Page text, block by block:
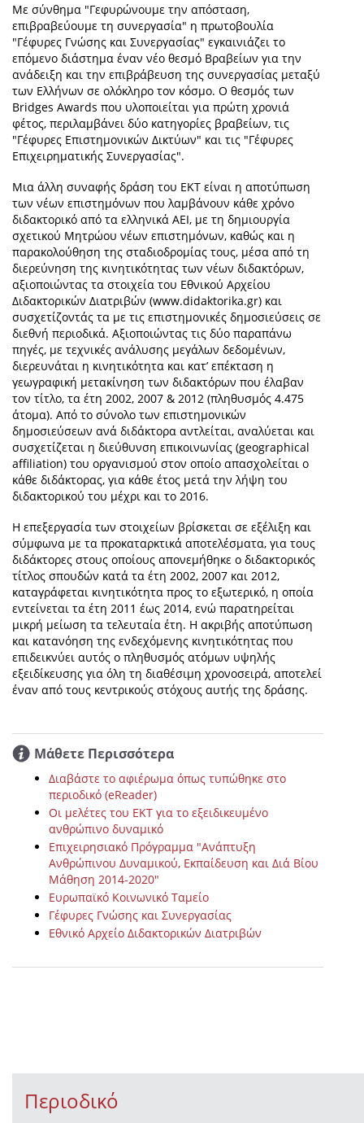
Με σύνθημα "Γεφυρώνουμε την απόσταση,
επιβραβεύουμε τη συνεργασία" η πρωτοβουλία
"Γέφυρες Γνώσης και Συνεργασίας" εγκαινιάζει το
επόμενο διάστημα έναν νέο θεσμό Βραβείων για την
ανάδειξη και την επιβράβευση της συνεργασίας μεταξύ
των Ελλήνων σε ολόκληρο τον κόσμο. Ο θεσμός των
Bridges Awards που υλοποιείται για πρώτη χρονιά
φέτος, περιλαμβάνει δύο κατηγορίες βραβείων, τις
"Γέφυρες Επιστημονικών Δικτύων" και τις "Γέφυρες
Επιχειρηματικής Συνεργασίας".
Μια άλλη συναφής δράση του ΕΚΤ είναι η αποτύπωση
των νέων επιστημόνων που λαμβάνουν κάθε χρόνο
διδακτορικό από τα ελληνικά ΑΕΙ, με τη δημιουργία
σχετικού Μητρώου νέων επιστημόνων, καθώς και η
παρακολούθηση της σταδιοδρομίας τους, μέσα από τη
διερεύνηση της κινητικότητας των νέων διδακτόρων,
αξιοποιώντας τα στοιχεία του Εθνικού Αρχείου
Διδακτορικών Διατριβών (www.didaktorika.gr) και
συσχετίζοντάς τα με τις επιστημονικές δημοσιεύσεις σε
διεθνή περιοδικά. Αξιοποιώντας τις δύο παραπάνω
πηγές, με τεχνικές ανάλυσης μεγάλων δεδομένων,
διερευνάται η κινητικότητα και κατ’ επέκταση η
γεωγραφική μετακίνηση των διδακτόρων που έλαβαν
τον τίτλο, τα έτη 2002, 2007 & 2012 (πληθυσμός 4.475
άτομα). Από το σύνολο των επιστημονικών
δημοσιεύσεων ανά διδάκτορα αντλείται, αναλύεται και
συσχετίζεται η διεύθυνση επικοινωνίας (geographical
affiliation) του οργανισμού στον οποίο απασχολείται ο
κάθε διδάκτορας, για κάθε έτος μετά την λήψη του
διδακτορικού του μέχρι και το 2016.
Η επεξεργασία των στοιχείων βρίσκεται σε εξέλιξη και
σύμφωνα με τα προκαταρκτικά αποτελέσματα, για τους
διδάκτορες στους οποίους απονεμήθηκε ο διδακτορικός
τίτλος σπουδών κατά τα έτη 2002, 2007 και 2012,
καταγράφεται κινητικότητα προς το εξωτερικό, η οποία
εντείνεται τα έτη 2011 έως 2014, ενώ παρατηρείται
μικρή μείωση τα τελευταία έτη. Η ακριβής αποτύπωση
και κατανόηση της ενδεχόμενης κινητικότητας που
επιδεικνύει αυτός ο πληθυσμός ατόμων υψηλής
εξειδίκευσης για όλη τη διαθέσιμη χρονοσειρά, αποτελεί
έναν από τους κεντρικούς στόχους αυτής της δράσης.
Μάθετε Περισσότερα
Διαβάστε το αφιέρωμα όπως τυπώθηκε στο
περιοδικό (eReader)
Οι μελέτες του ΕΚΤ για το εξειδικευμένο
ανθρώπινο δυναμικό
Επιχειρησιακό Πρόγραμμα "Ανάπτυξη
Ανθρώπινου Δυναμικού, Εκπαίδευση και Διά Βίου
Μάθηση 2014-2020"
Ευρωπαϊκό Κοινωνικό Ταμείο
Γέφυρες Γνώσης και Συνεργασίας
Εθνικό Αρχείο Διδακτορικών Διατριβών
Περιοδικό